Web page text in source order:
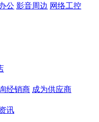
公 影音周边 网络工控
经销商 成为供应商
讯